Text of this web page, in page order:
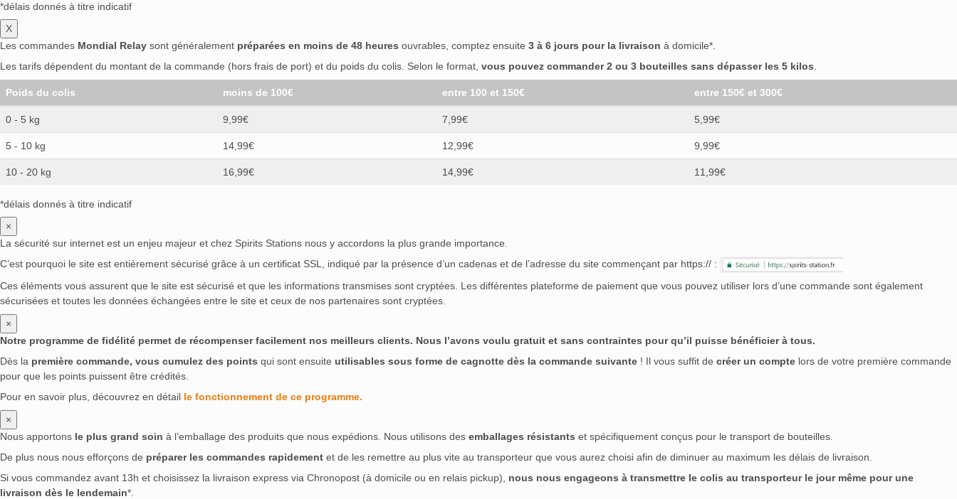
*délais donnés à titre indicatif
X
Les commandes Mondial Relay sont généralement préparées en moins de 48 heures ouvrables, comptez ensuite 3 à 6 jours pour la livraison à domicile*.
Les tarifs dépendent du montant de la commande (hors frais de port) et du poids du colis. Selon le format, vous pouvez commander 2 ou 3 bouteilles sans dépasser les 5 kilos
Poids du colis moins de 100€ entre 100 et 150€ entre 150€ et 300€
0 - 5 kg 9,99€ 7,99€ 5,99€
5 - 10 kg 14,99€ 12,99€ 9,99€
10 - 20 kg 16,99€ 14,99€ 11,99€
*délais donnés à titre indicatif
×
La sécurité sur internet est un enjeu majeur et chez Spirits Stations nous y accordons la plus grande importance.
C’est pourquoi le site est entièrement sécurisé grâce à un certificat SSL, indiqué par la présence d’un cadenas et de l’adresse du site commençant par https:// :
Ces éléments vous assurent que le site est sécurisé et que les informations transmises sont cryptées. Les différentes plateforme de paiement que vous pouvez utiliser lors d’une commande sont également
sécurisées et toutes les données échangées entre le site et ceux de nos partenaires sont cryptées.
×
Notre programme de fidélité permet de récompenser facilement nos meilleurs clients. Nous l’avons voulu gratuit et sans contraintes pour qu’il puisse bénéficier à tous.
Dès la première commande, vous cumulez des points qui sont ensuite utilisables sous forme de cagnotte dès la commande suivante ! Il vous suffit de créer un compte lors de votre première commande
pour que les points puissent être crédités.
Pour en savoir plus, découvrez en détail le fonctionnement de ce programme.
×
Nous apportons le plus grand soin à l’emballage des produits que nous expédions. Nous utilisons des emballages résistants et spécifiquement conçus pour le transport de bouteilles.
De plus nous nous efforçons de préparer les commandes rapidement et de les remettre au plus vite au transporteur que vous aurez choisi afin de diminuer au maximum les délais de livraison.
Si vous commandez avant 13h et choisissez la livraison express via Chronopost (à domicile ou en relais pickup), nous nous engageons à transmettre le colis au transporteur le jour même pour une
livraison dès le lendemain*.